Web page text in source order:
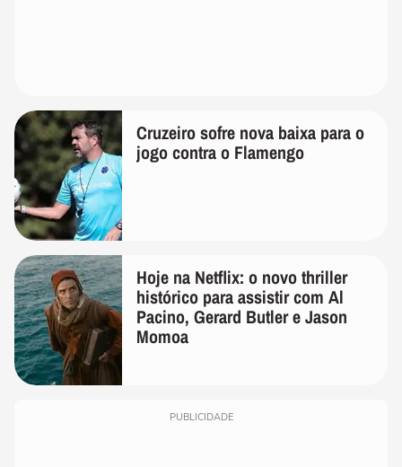
Cruzeiro sofre nova baixa para o
jogo contra o Flamengo
Hoje na Netflix: o novo thriller
histórico para assistir com Al
Pacino, Gerard Butler e Jason
Momoa
PUBLICIDADE